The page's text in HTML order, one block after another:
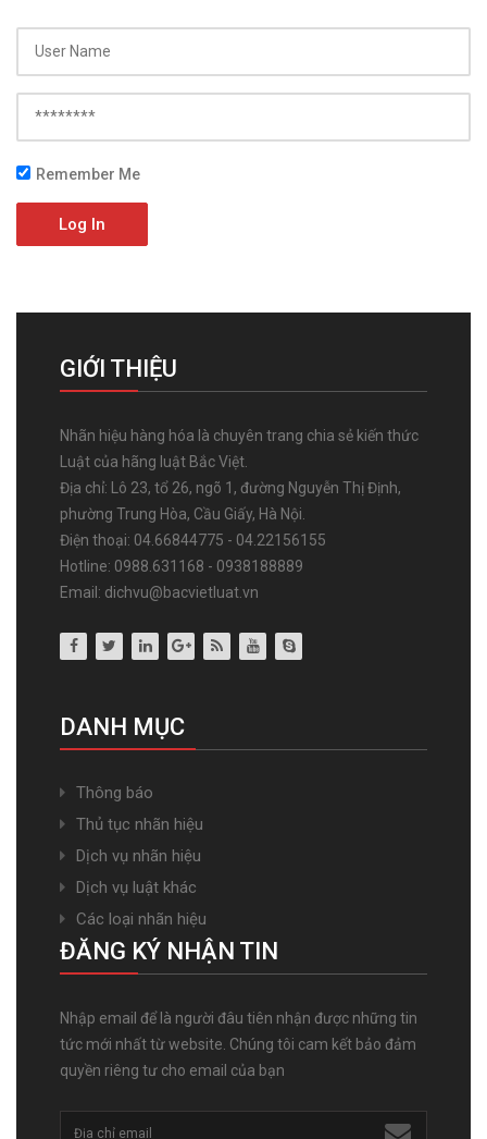
Remember Me
Log In
GIỚI THIỆU
Nhãn hiệu hàng hóa là chuyên trang chia sẻ kiến thức
Luật của hãng luật Bắc Việt.
Địa chỉ: Lô 23, tổ 26, ngõ 1, đường Nguyễn Thị Định,
phường Trung Hòa, Cầu Giấy, Hà Nội.
Điện thoại: 04.66844775 - 04.22156155
Hotline: 0988.631168 - 0938188889
Email: dichvu@bacvietluat.vn
DANH MỤC
Thông báo
Thủ tục nhãn hiệu
Dịch vụ nhãn hiệu
Dịch vụ luật khác
Các loại nhãn hiệu
ĐĂNG KÝ NHẬN TIN
Nhập email để là người đâu tiên nhận được những tin
tức mới nhất từ website. Chúng tôi cam kết bảo đảm
quyền riêng tư cho email của bạn